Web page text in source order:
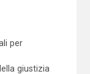
per
giustizia